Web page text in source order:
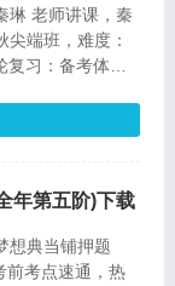
琳 老师讲课，秦
端班，难度：
习：备考体系
、选必修1 至
、国政经、法
年第五阶)下载
想典当铺押题
前考点速通，热